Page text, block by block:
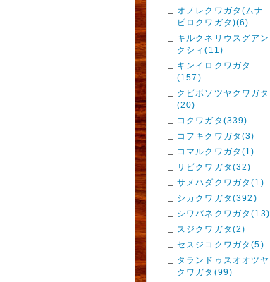
オノレクワガタ(ムナ
ビロクワガタ)(6)
キルクネリウスグアン
クシィ(11)
キンイロクワガタ
(157)
クビボソツヤクワガタ
(20)
コクワガタ(339)
コフキクワガタ(3)
コマルクワガタ(1)
サビクワガタ(32)
サメハダクワガタ(1)
シカクワガタ(392)
シワバネクワガタ(13)
スジクワガタ(2)
セスジコクワガタ(5)
タランドゥスオオツヤ
クワガタ(99)